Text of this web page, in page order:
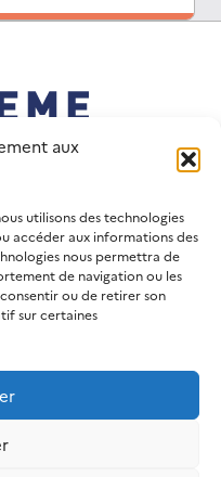
aux
utilisons des technologies
accéder aux informations des
nous permettra de
de navigation ou les
ou de retirer son
sur certaines